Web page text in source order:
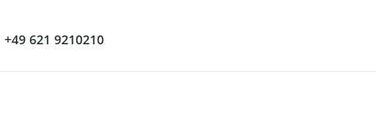
+49 621 9210210